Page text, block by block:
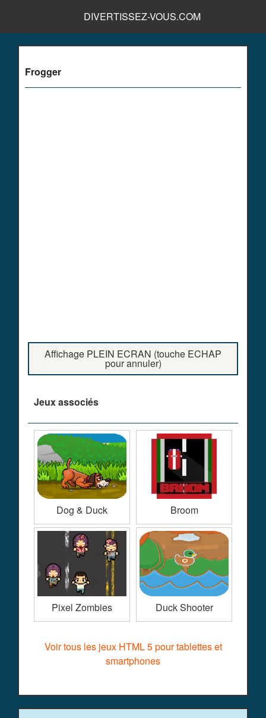
DIVERTISSEZ-VOUS.COM
Frogger
Affichage PLEIN ECRAN (touche ECHAP
pour annuler)
Jeux associés
Dog & Duck Broom
Pixel Zombies Duck Shooter
Voir tous les jeux HTML 5 pour tablettes et
smartphones